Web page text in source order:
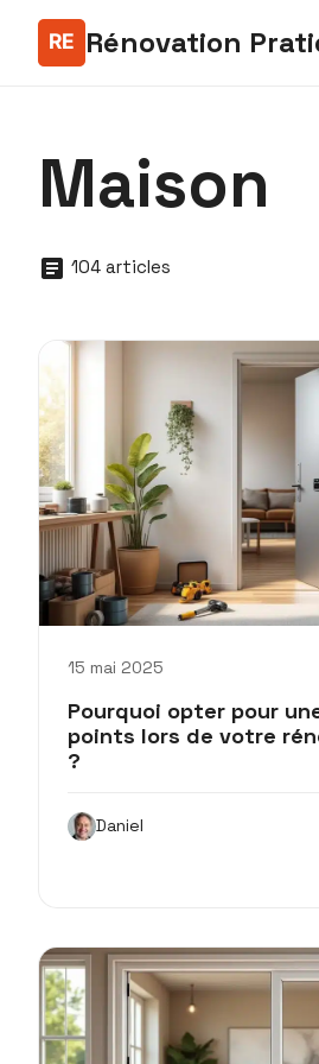
Rénovation
Maison
104 articles
15 mai 2025
Pourquoi opter pour
points lors de votre
?
Daniel